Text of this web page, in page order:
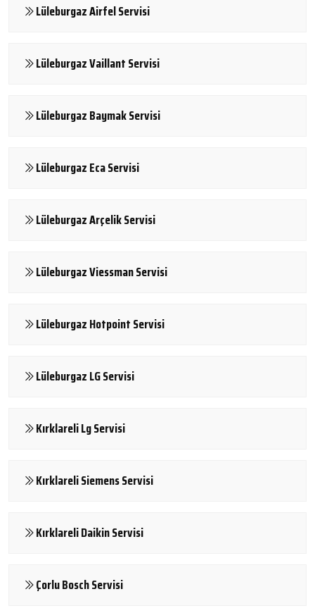
Lüleburgaz Airfel Servisi
Lüleburgaz Vaillant Servisi
Lüleburgaz Baymak Servisi
Lüleburgaz Eca Servisi
Lüleburgaz Arçelik Servisi
Lüleburgaz Viessman Servisi
Lüleburgaz Hotpoint Servisi
Lüleburgaz LG Servisi
Kırklareli Lg Servisi
Kırklareli Siemens Servisi
Kırklareli Daikin Servisi
Çorlu Bosch Servisi